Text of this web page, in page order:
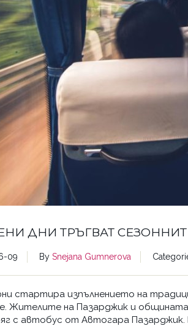
ДНИ ТРЪГВАТ
09 By Snejana Gumnerova
стартира изпълнението на
Жителите на Пазарджик и
с автобус от Автогара